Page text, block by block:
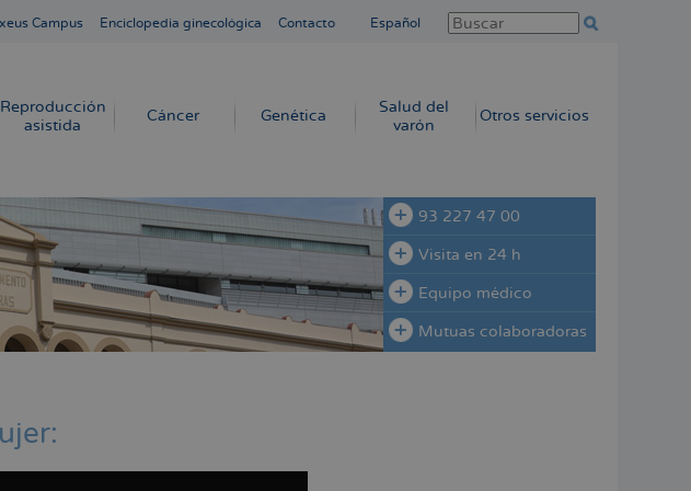
Campus Enciclopedia ginecológica Contacto Español
Reproducción
asistida
Cáncer Genética
Salud del
varón
Otros servicios
93 227 47 00
Visita en 24 h
Equipo médico
Mutuas colaboradoras